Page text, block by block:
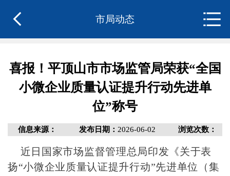
市局动态
喜报！平顶山市市场监管局荣获“全国
小微企业质量认证提升行动先进单
位”称号
信息来源： 发布日期： 2026-06-02 浏览次数：
近日 国家市场监督管理总局印发《关于表
扬“小微企业质量认证提升行动”先进单位（集